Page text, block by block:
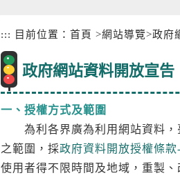
::: 目前位置： 首頁 >網站導覽>政府
政府網站資料開放宣告
一、授權方式及範圍
為利各界廣為利用網站資料，
之範圍，採政府資料開放授權條款
使用者得不限時間及地域，重製